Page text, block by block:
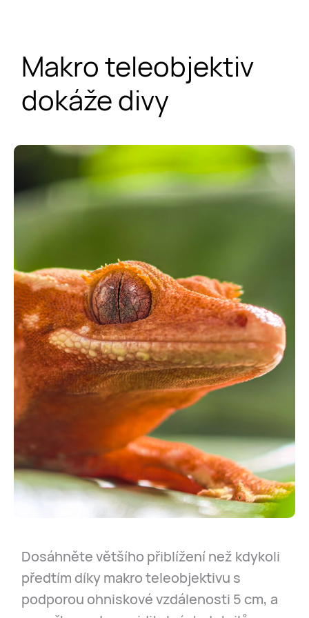
Makro teleobjektiv
dokáže divy
Dosáhněte většího přiblížení než kdykoli
předtím díky makro teleobjektivu s
podporou ohniskové vzdálenosti 5 cm, a